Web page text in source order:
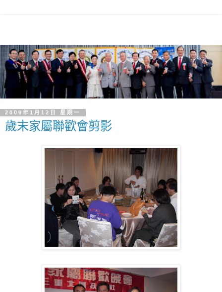
2009年1月12日 星期一
歲末家屬聯歡會剪影